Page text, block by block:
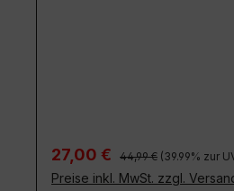
Verkaufspreis:
27,00 € Regulärer Preis:
44,99 € (39.99% zur
Preise inkl. MwSt. zzgl.